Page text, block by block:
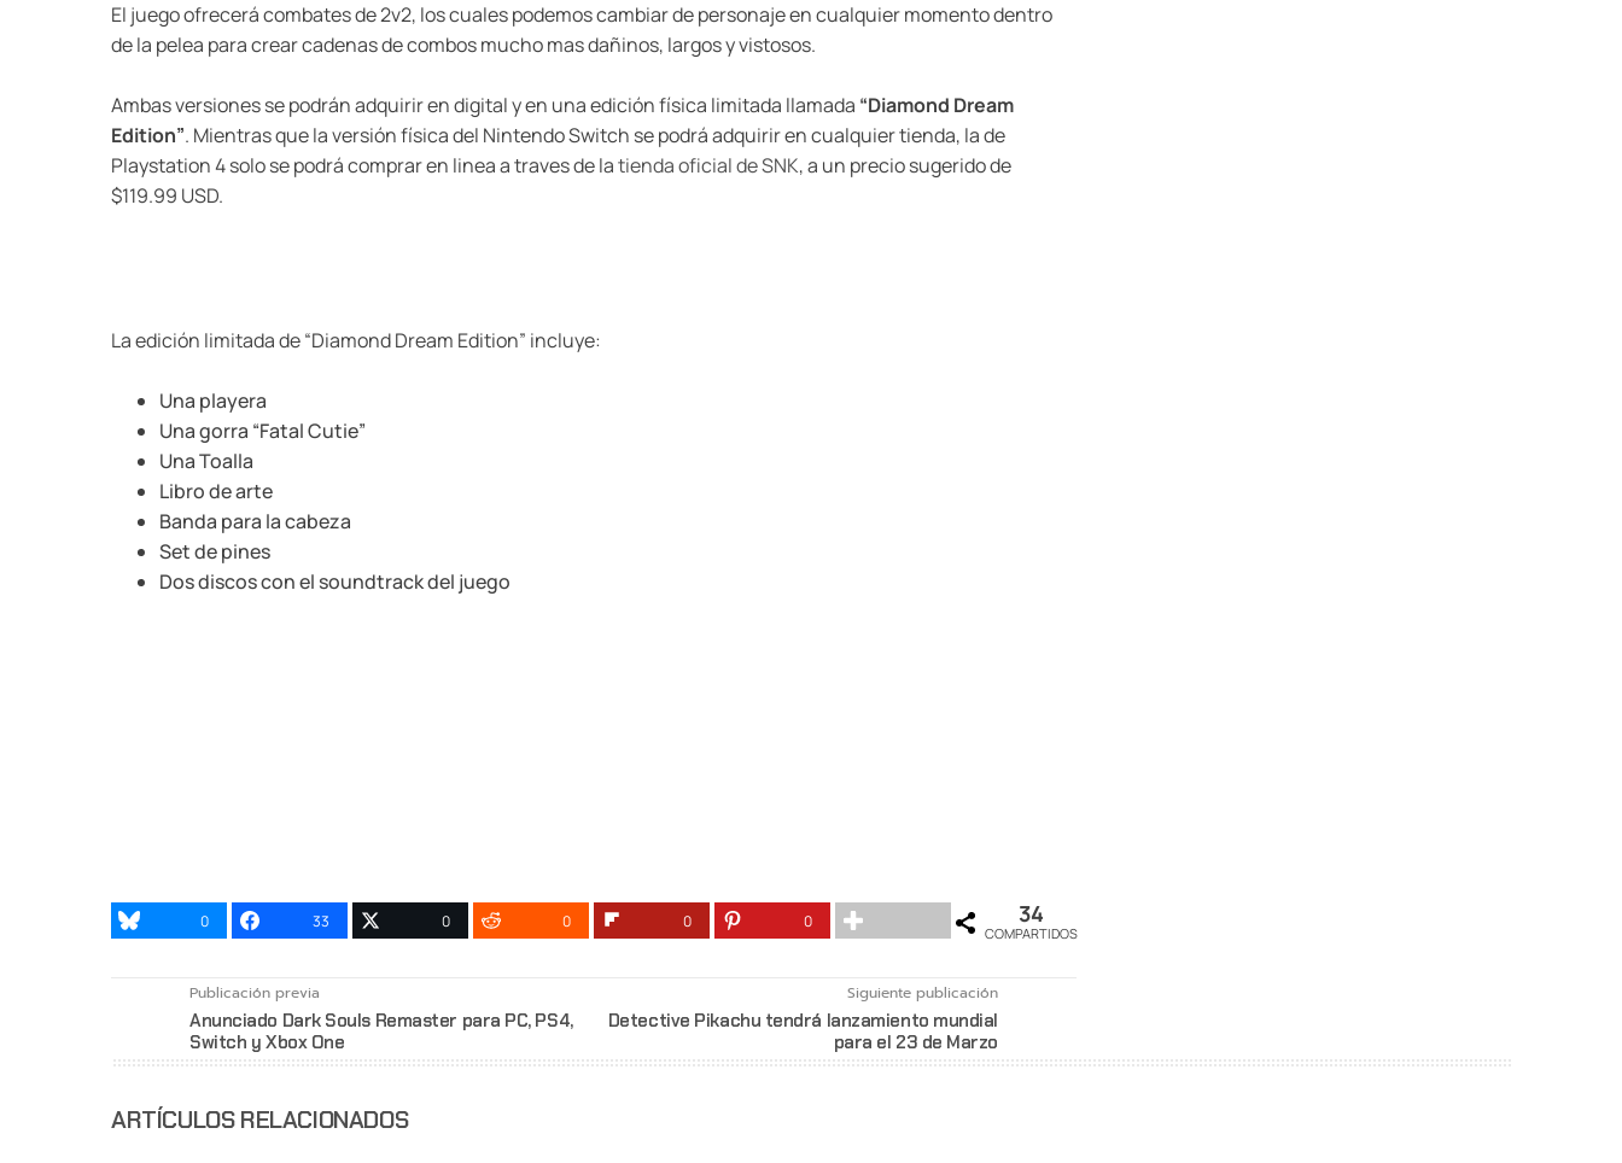
El juego ofrecerá combates de 2v2, los cuales podemos cambiar de personaje en cualquier momento dentro
de la pelea para crear cadenas de combos mucho mas dañinos, largos y vistosos.
Ambas versiones se podrán adquirir en digital y en una edición física limitada llamada “Diamond Dream
Edition”. Mientras que la versión física del Nintendo Switch se podrá adquirir en cualquier tienda, la de
Playstation 4 solo se podrá comprar en linea a traves de latienda oficial de SNK, a un precio sugerido de
$119.99 USD.
La edición limitada de “Diamond Dream Edition” incluye:
Una playera
Una gorra “Fatal Cutie”
Una Toalla
Libro de arte
Banda para la cabeza
Set de pines
Dos discos con el soundtrack del juego
0 33 0 0 0 0 34
COMPARTIDOS
Publicación previa
Anunciado Dark Souls Remaster para PC, PS4,
Switch y Xbox One
Siguiente publicación
Detective Pikachu tendrá lanzamiento mundial
para el 23 de Marzo
ARTÍCULOS RELACIONADOS